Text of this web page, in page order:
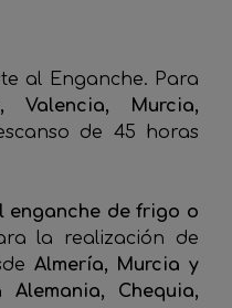
al Enganche. Para
Valencia, Murcia,
de 45 horas
enganche de frigo o
la realización de
Almería, Murcia y
Alemania, Chequia,